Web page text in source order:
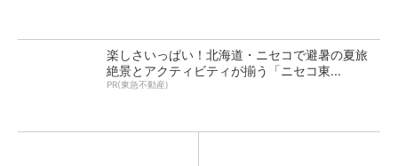
楽しさいっぱい！北海道・ニセコで避暑の夏旅
絶景とアクティビティが揃う「ニセコ東...
PR(東急不動産)